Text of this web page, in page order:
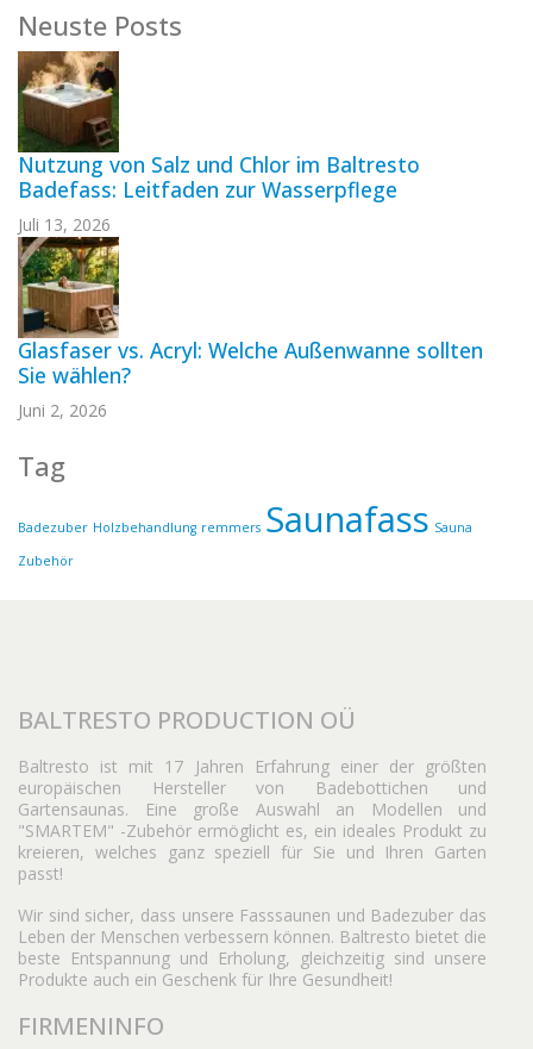
Neuste Posts
Nutzung von Salz und Chlor im Baltresto
Badefass: Leitfaden zur Wasserpflege
Juli 13, 2026
Glasfaser vs. Acryl: Welche Außenwanne sollten
Sie wählen?
Juni 2, 2026
Tag
Badezuber Holzbehandlung remmers Saunafass Sauna
Zubehör
BALTRESTO PRODUCTION OÜ
Baltresto ist mit 17 Jahren Erfahrung einer der größten
europäischen Hersteller von Badebottichen und
Gartensaunas. Eine große Auswahl an Modellen und
"SMARTEM" -Zubehör ermöglicht es, ein ideales Produkt zu
kreieren, welches ganz speziell für Sie und Ihren Garten
passt!
Wir sind sicher, dass unsere Fasssaunen und Badezuber das
Leben der Menschen verbessern können. Baltresto bietet die
beste Entspannung und Erholung, gleichzeitig sind unsere
Produkte auch ein Geschenk für Ihre Gesundheit!
FIRMENINFO